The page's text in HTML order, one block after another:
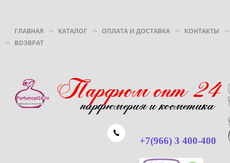
ГЛАВНАЯ КАТАЛОГ ОПЛАТА И ДОСТАВКА
КОНТАКТЫ
ВОЗВРАТ
+7(966) 3 400-400